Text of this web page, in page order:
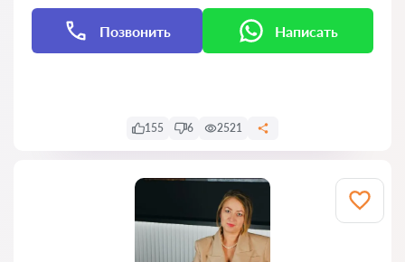
Позвонить Написать
155 6 2521